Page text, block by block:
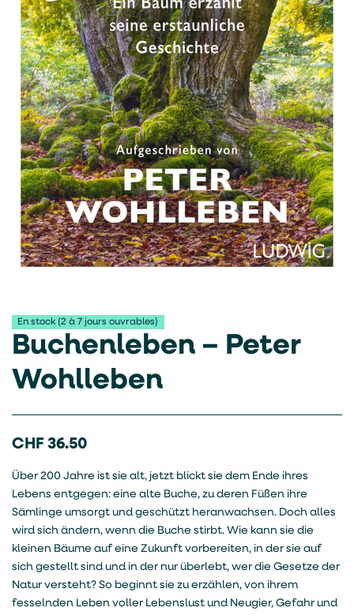
En stock (2 à 7 jours ouvrables)
Buchenleben – Peter
Wohlleben
CHF 36.50
Über 200 Jahre ist sie alt, jetzt blickt sie dem Ende ihres
Lebens entgegen: eine alte Buche, zu deren Füßen ihre
Sämlinge umsorgt und geschützt heranwachsen. Doch alles
wird sich ändern, wenn die Buche stirbt. Wie kann sie die
kleinen Bäume auf eine Zukunft vorbereiten, in der sie auf
sich gestellt sind und in der nur überlebt, wer die Gesetze der
Natur versteht? So beginnt sie zu erzählen, von ihrem
fesselnden Leben voller Lebenslust und Neugier, Gefahr und